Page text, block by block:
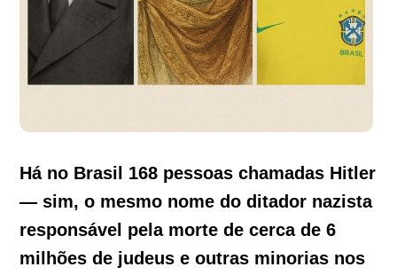
Há no Brasil 168 pessoas chamadas Hitler
— sim, o mesmo nome do ditador nazista
responsável pela morte de cerca de 6
milhões de judeus e outras minorias nos